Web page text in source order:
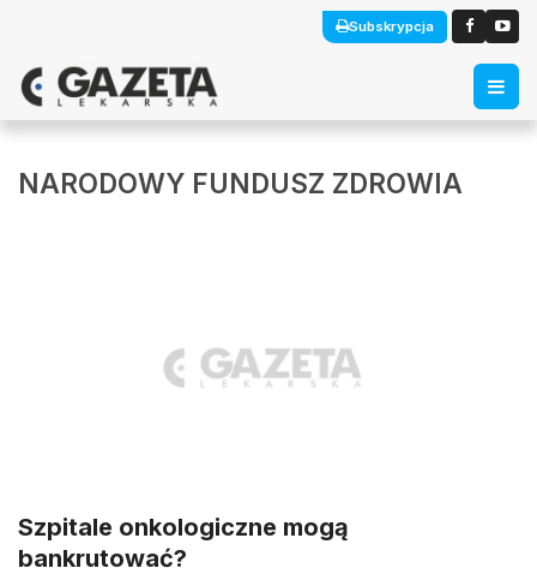
Subskrypcja
NARODOWY FUNDUSZ ZDROWIA
Szpitale onkologiczne mogą
bankrutować?